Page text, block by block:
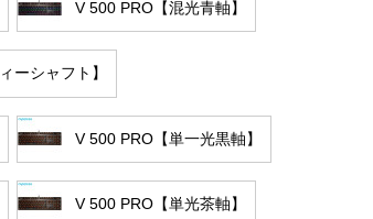
V 500 PRO【混光青軸】
ーシャフト】
V 500 PRO【単一光黒軸】
V 500 PRO【単光茶軸】